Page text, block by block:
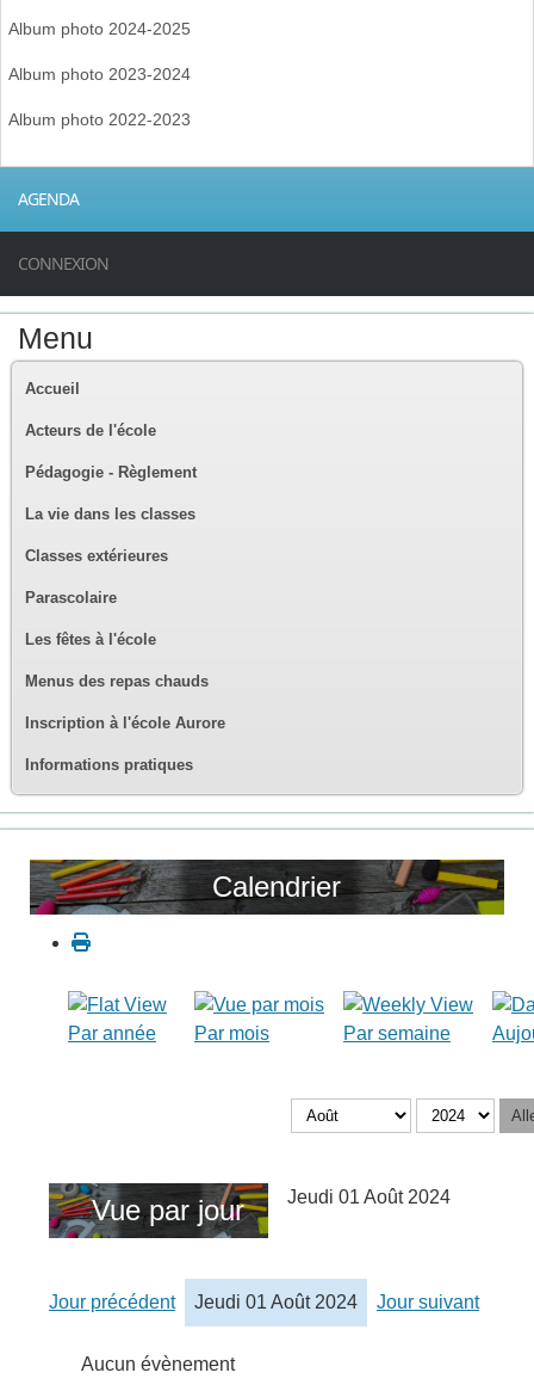
Album photo 2024-2025
Album photo 2023-2024
Album photo 2022-2023
AGENDA
CONNEXION
Menu
Accueil
Acteurs de l'école
Pédagogie - Règlement
La vie dans les classes
Classes extérieures
Parascolaire
Les fêtes à l'école
Menus des repas chauds
Inscription à l'école Aurore
Informations pratiques
Calendrier
Par année Par mois Par semaine
Vue par jour Jeudi 01 Août 2024
Jour précédent Jeudi 01 Août 2024 Jour suivant
Aucun évènement